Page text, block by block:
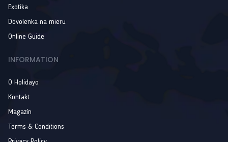
Exotika
Dovolenka na mieru
Online Guide
INFORMATION
O Holidayo
Kontakt
Magazín
Terms & Conditions